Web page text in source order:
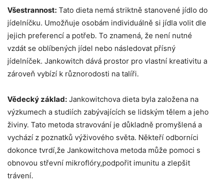
Všestrannost: Tato dieta nemá striktně stanovené jídlo do
jídelníčku. Umožňuje osobám individuálně si jídla volit dle
jejich preferencí a potřeb. To znamená, že není nutné
vzdát se oblíbených jídel nebo následovat přísný
jídelníček. Jankowitch dává prostor pro vlastní kreativitu a
zároveň vybízí k různorodosti na talíři.
Vědecký základ: Jankowitchova dieta byla založena na
výzkumech a studiích zabývajících se lidským tělem a jeho
živiny. Tato metoda stravování je důkladně promyšlená a
vychází z poznatků výživového světa. Někteří odborníci
dokonce tvrdí,že Jankowitchova metoda může pomoci s
obnovou střevní mikroflóry,podpořit imunitu a zlepšit
trávení.